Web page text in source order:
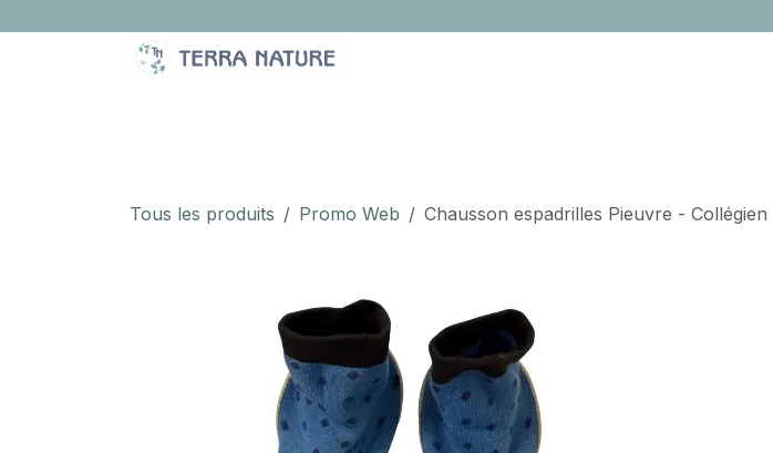
Tous les produits Promo Web Chausson espadrilles Pieuvre - Collégien